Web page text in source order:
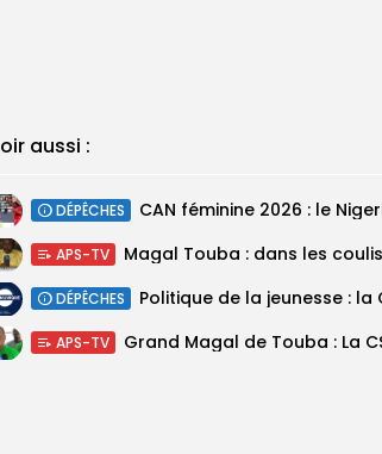
aussi :
DÉPÊCHES
APS-TV
DÉPÊCHES
APS-TV